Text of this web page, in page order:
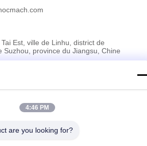
Est, ville de Linhu, district de
Suzhou, province du Jiangsu, Chine
Suzhou Harmo Food Machinery Co., Ltd
4:46 PM
are you looking for?